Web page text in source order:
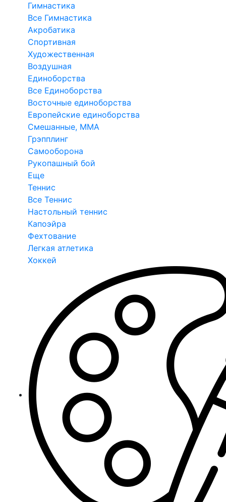
Гимнастика
Все Гимнастика
Акробатика
Спортивная
Художественная
Воздушная
Единоборства
Все Единоборства
Восточные единоборства
Европейские единоборства
Смешанные, ММА
Грэпплинг
Самооборона
Рукопашный бой
Еще
Теннис
Все Теннис
Настольный теннис
Капоэйра
Фехтование
Легкая атлетика
Хоккей